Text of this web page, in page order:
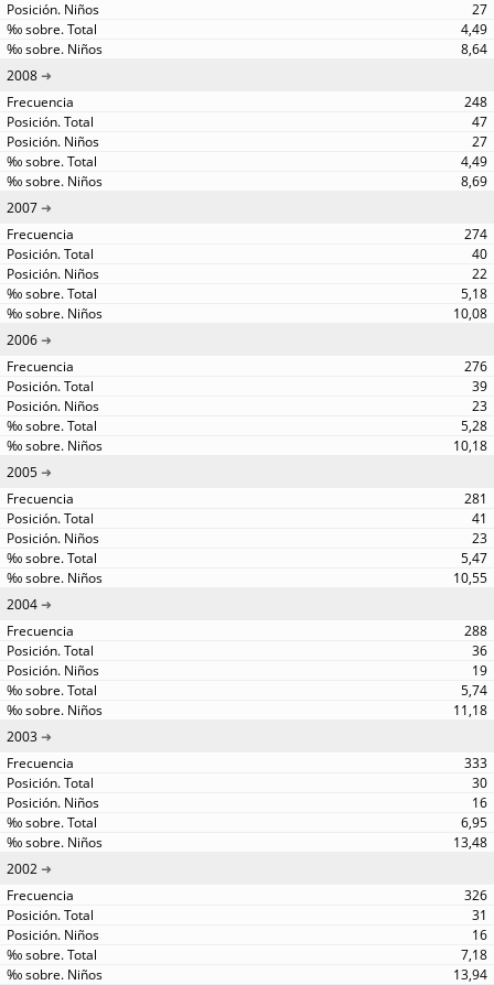
27
4,49
8,64
2008
248
47
27
4,49
8,69
2007
274
40
22
5,18
10,08
2006
276
39
23
5,28
10,18
2005
281
41
23
5,47
10,55
2004
288
36
19
5,74
11,18
2003
333
30
16
6,95
13,48
2002
326
31
16
7,18
13,94